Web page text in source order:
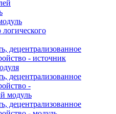
децентрализованное
- источник
децентрализованное
-
модуль
децентрализованное